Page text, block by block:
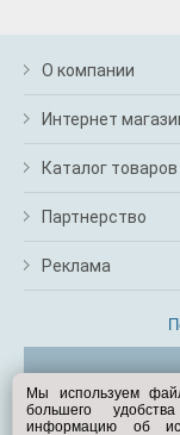
О компании
Интернет
Каталог товаров
Партнерство
Реклама
Мы используем
большего
информацию об